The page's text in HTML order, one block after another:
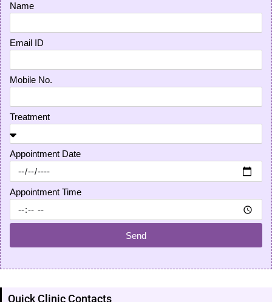
Name
Email ID
Mobile No.
Treatment
Appointment Date
Appointment Time
Send
Quick Clinic Contacts